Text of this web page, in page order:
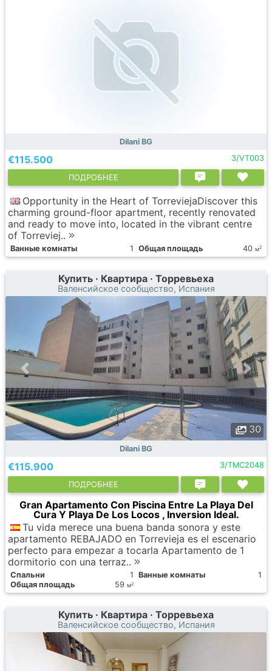
Dilani BG
€115.500 3/VT003
ПОДРОБНЕЕ
Opportunity in the Heart of TorreviejaDiscover this
charming ground-floor apartment, recently renovated
and ready to move into, located in the vibrant centre
of Torreviej..
Ванные комнаты 1 Общая площадь 40 м2
Купить · Квартира · Торревьеха
Валенсийское сообщество, Испания
30
Dilani BG
€115.900 3/TMC2048
ПОДРОБНЕЕ
Gran Apartamento Con Piscina Entre La Playa Del
Cura Y Playa De Los Locos , Inversion Ideal.
Tu vida merece una buena banda sonora y este
apartamento REBAJADO en Torrevieja es el escenario
perfecto para empezar a tocarla Apartamento de 1
dormitorio con una terraz..
Спальни 1 Ванные комнаты
1
Общая площадь
59 м2
Купить · Квартира · Торревьеха
Валенсийское сообщество, Испания